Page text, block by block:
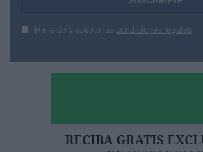
He leído y acepto las condiciones legales